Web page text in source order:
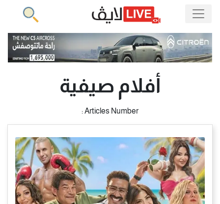
أفلام صيفية
Articles Number :